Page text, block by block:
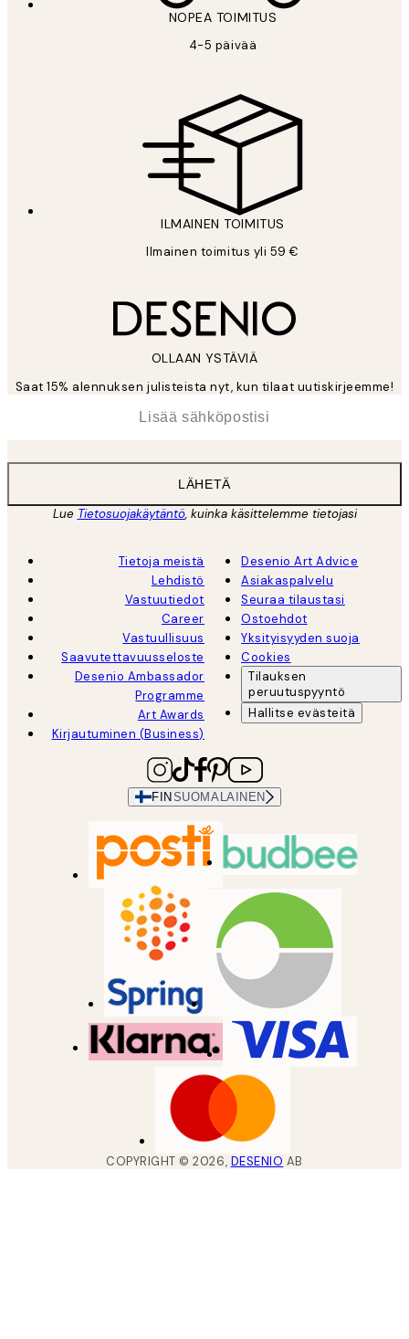
NOPEA TOIMITUS
4-5 päivää
ILMAINEN TOIMITUS
Ilmainen toimitus yli 59 €
OLLAAN YSTÄVIÄ
Saat 15% alennuksen julisteista nyt, kun tilaat uutiskirjeemme!
LÄHETÄ
Lue Tietosuojakäytäntö, kuinka käsittelemme tietojasi
Tietoja meistä
Lehdistö
Vastuutiedot
Career
Vastuullisuus
Saavutettavuusseloste
Desenio Ambassador
Programme
Art Awards
Kirjautuminen (Business)
Desenio Art Advice
Asiakaspalvelu
Seuraa tilaustasi
Ostoehdot
Yksityisyyden suoja
Cookies
Tilauksen
peruutuspyyntö
Hallitse evästeitä
FIN SUOMALAINEN
COPYRIGHT ©2026, DESENIO AB